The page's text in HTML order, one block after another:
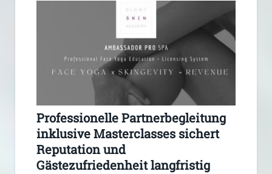
Professionelle Partnerbegleitung
inklusive Masterclasses sichert
Reputation und
Gästezufriedenheit langfristig